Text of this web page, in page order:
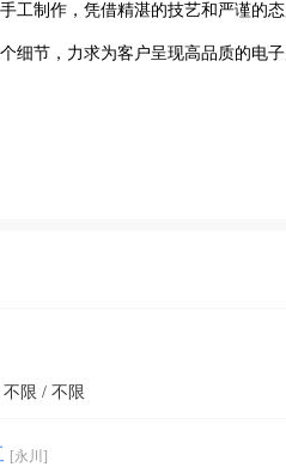
工制作，凭借精湛的技艺和严谨的
细节，力求为客户呈现高品质的电子
不限 / 不限
[永川]